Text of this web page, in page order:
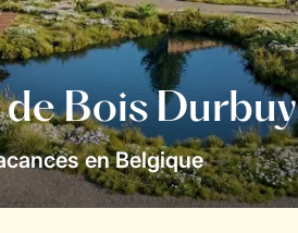
Bois Durbuy
en Belgique